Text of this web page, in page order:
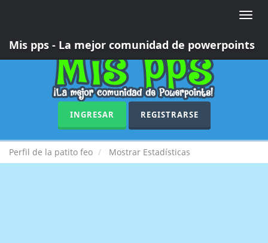
Toggle
Mis pps - La mejor comunidad de powerpoints
INGRESAR REGISTRARSE
Perfil de la patito feo Mostrar Estadísticas